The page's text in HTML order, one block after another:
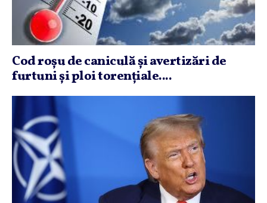
Cod roşu de caniculă şi avertizări de
furtuni şi ploi torenţiale....